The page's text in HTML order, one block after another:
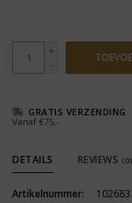
+
-
GRATIS VERZENDING
Vanaf €75,-
DETAILS REVIEWS (0)
Artikelnummer: